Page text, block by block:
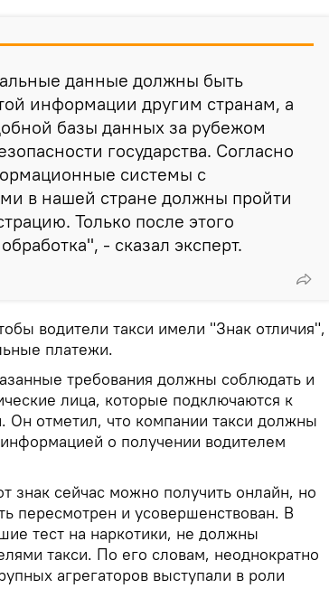
данные должны быть
информации другим странам, а
базы данных за рубежом
государства. Согласно
системы с
в нашей стране должны пройти
Только после этого
- сказал эксперт.
водители такси имели "Знак отличия",
платежи.
требования должны соблюдать и
лица, которые подключаются к
Он отметил, что компании такси должны
о получении водителем
знак сейчас можно получить онлайн, но
пересмотрен и усовершенствован. В
тест на наркотики, не должны
такси. По его словам, неоднократно
агрегаторов выступали в роли